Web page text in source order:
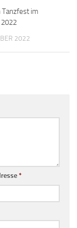
Tanzfest im
2022
*